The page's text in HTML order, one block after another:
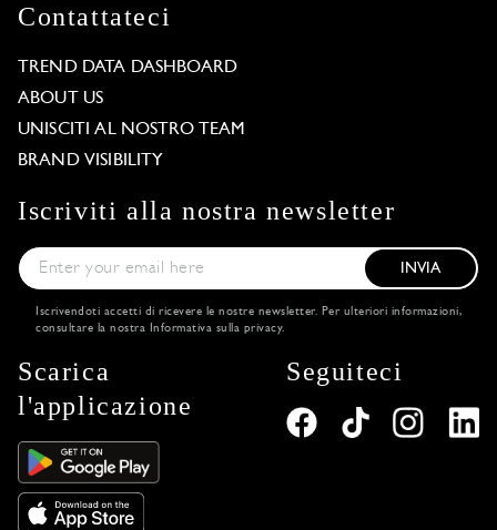
Contattateci
TREND DATA DASHBOARD
ABOUT US
UNISCITI AL NOSTRO TEAM
BRAND VISIBILITY
Iscriviti alla nostra newsletter
INVIA
Iscrivendoti accetti di ricevere le nostre newsletter. Per ulteriori informazioni,
consultare la nostra
Informativa sulla privacy.
Scarica
l'applicazione
Seguiteci